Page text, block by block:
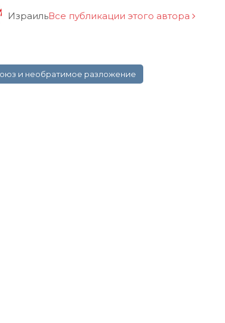
ИзраильВсе публикации этого автора
и необратимое разложение